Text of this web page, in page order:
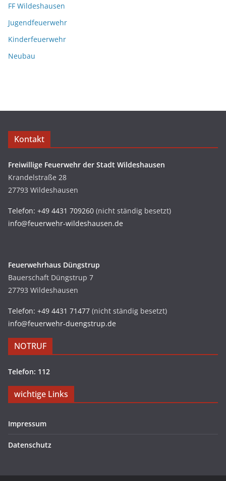
FF Wildeshausen
Jugendfeuerwehr
Kinderfeuerwehr
Neubau
Kontakt
Freiwillige Feuerwehr der Stadt Wildeshausen
Krandelstraße 28
27793 Wildeshausen
Telefon: +49 4431 709260 (nicht ständig besetzt)
info@feuerwehr-wildeshausen.de
Feuerwehrhaus Düngstrup
Bauerschaft Düngstrup 7
27793 Wildeshausen
Telefon: +49 4431 71477 (nicht ständig besetzt)
info@feuerwehr-duengstrup.de
NOTRUF
Telefon: 112
wichtige Links
Impressum
Datenschutz